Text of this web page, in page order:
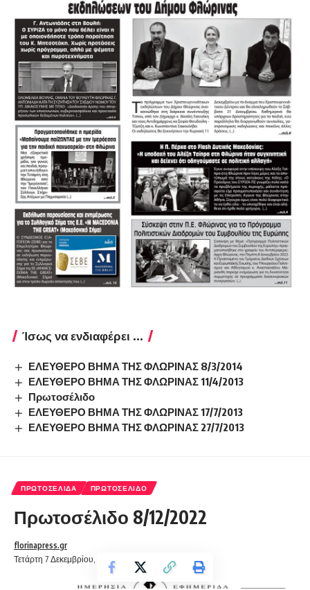
Ίσως να ενδιαφέρει ...
ΕΛΕΥΘΕΡΟ ΒΗΜΑ ΤΗΣ ΦΛΩΡΙΝΑΣ 8/3/2014
ΕΛΕΥΘΕΡΟ ΒΗΜΑ ΤΗΣ ΦΛΩΡΙΝΑΣ 11/4/2013
Πρωτοσέλιδο
ΕΛΕΥΘΕΡΟ ΒΗΜΑ ΤΗΣ ΦΛΩΡΙΝΑΣ 17/7/2013
ΕΛΕΥΘΕΡΟ ΒΗΜΑ ΤΗΣ ΦΛΩΡΙΝΑΣ 27/7/2013
ΠΡΩΤΟΣΈΛΙΔΑ ΠΡΩΤΟΣΈΛΙΔΟ
Πρωτοσέλιδο 8/12/2022
Τετάρτη 7 Δεκεμβρίου, 2022 22:49
florinapress.gr